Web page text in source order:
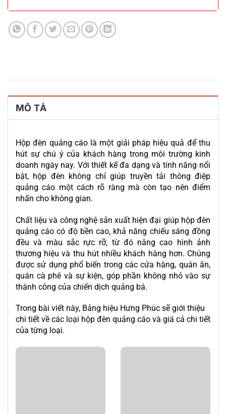
MÔ TẢ
Hộp đèn quảng cáo là một giải pháp hiệu quả để thu
hút sự chú ý của khách hàng trong môi trường kinh
doanh ngày nay. Với thiết kế đa dạng và tính năng nổi
bật, hộp đèn không chỉ giúp truyền tải thông điệp
quảng cáo một cách rõ ràng mà còn tạo nên điểm
nhấn cho không gian.
Chất liệu và công nghệ sản xuất hiện đại giúp hộp đèn
quảng cáo có độ bền cao, khả năng chiếu sáng đồng
đều và màu sắc rực rỡ, từ đó nâng cao hình ảnh
thương hiệu và thu hút nhiều khách hàng hơn. Chúng
được sử dụng phổ biến trong các cửa hàng, quán ăn,
quán cà phê và sự kiện, góp phần không nhỏ vào sự
thành công của chiến dịch quảng bá.
Trong bài viết này, Bảng hiệu Hưng Phúc sẽ giới thiệu
chi tiết về các loại hộp đèn quảng cáo và giá cả chi tiết
của từng loại.